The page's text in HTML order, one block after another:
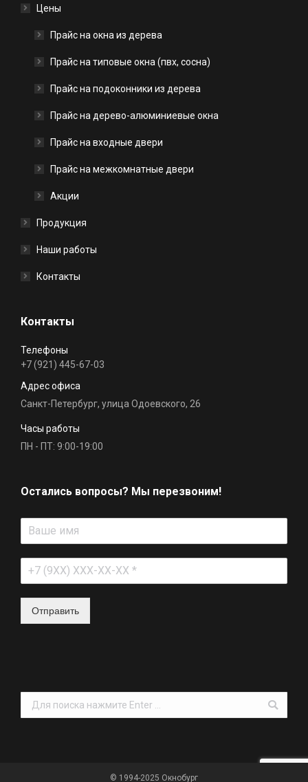
Цены
Прайс на окна из дерева
Прайс на типовые окна (пвх, сосна)
Прайс на подоконники из дерева
Прайс на дерево-алюминиевые окна
Прайс на входные двери
Прайс на межкомнатные двери
Акции
Продукция
Наши работы
Контакты
Контакты
Телефоны
+7 (921) 445-67-03
Адрес офиса
Санкт-Петербург, улица Одоевского, 26
Часы работы
ПН - ПТ: 9:00-19:00
Остались вопросы? Мы перезвоним!
Отправить
Поиск:
© 1994-2025 Окнобург